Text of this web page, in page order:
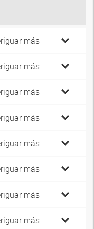
más
más
más
más
más
más
más
más